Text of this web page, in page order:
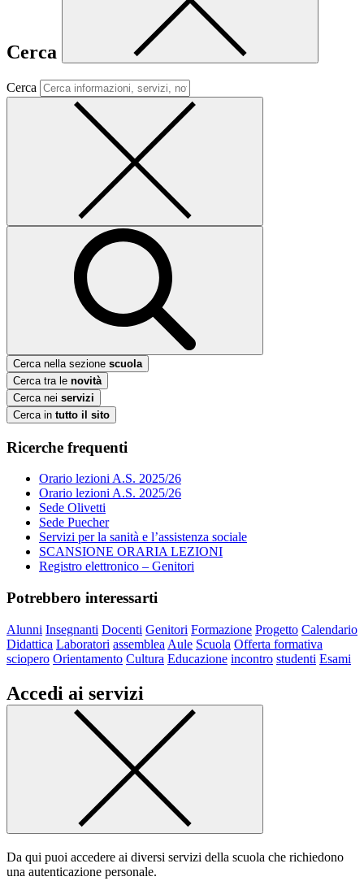
Cerca
Cerca
Cerca nella sezione scuola
Cerca tra le novità
Cerca nei servizi
Cerca in tutto il sito
Ricerche frequenti
Orario lezioni A.S. 2025/26
Orario lezioni A.S. 2025/26
Sede Olivetti
Sede Puecher
Servizi per la sanità e l’assistenza sociale
SCANSIONE ORARIA LEZIONI
Registro elettronico – Genitori
Potrebbero interessarti
Alunni Insegnanti Docenti Genitori Formazione Progetto Calendario
Didattica Laboratori assemblea Aule Scuola Offerta formativa
sciopero Orientamento Cultura Educazione incontro studenti Esami
Accedi ai servizi
Da qui puoi accedere ai diversi servizi della scuola che richiedono
una autenticazione personale.